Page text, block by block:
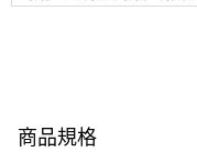
商品規格